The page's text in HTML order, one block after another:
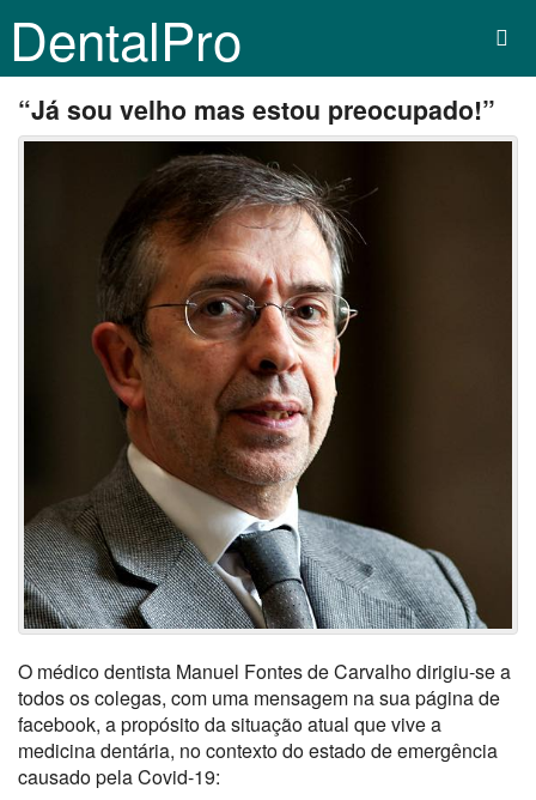
DentalPro
“Já sou velho mas estou preocupado!”
O médico dentista Manuel Fontes de Carvalho dirigiu-se a
todos os colegas, com uma mensagem na sua página de
facebook, a propósito da situação atual que vive a
medicina dentária, no contexto do estado de emergência
causado pela Covid-19: